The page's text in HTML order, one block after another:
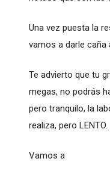
Una vez puesta la
vamos a darle caña
Te advierto que tu
megas, no podrás
pero tranquilo, la
realiza, pero LENTO.
Vamos a